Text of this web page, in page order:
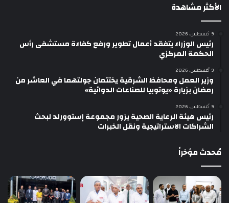
الأكثر مشاهدة
9 أغسطس، 2026
رئيس الوزراء يتفقد أعمال تطوير ورفع كفاءة مستشفى رأس
الحكمة المركزي
9 أغسطس، 2026
وزير العمل ومحافظ الشرقية يختتمان جولتهما في العاشر من
رمضان بزيارة «يوتوبيا للصناعات الدوائية»
9 أغسطس، 2026
رئيس هيئة الرعاية الصحية يزور مجموعة إستوورلد لبحث
الشراكات الاستراتيجية ونقل الخبرات
مُحدث مؤخراً